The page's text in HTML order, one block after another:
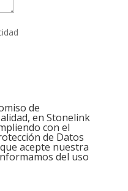
de
en Stonelink
con el
de Datos
acepte nuestra
del uso